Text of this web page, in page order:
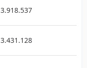
3.918.537
3.431.128